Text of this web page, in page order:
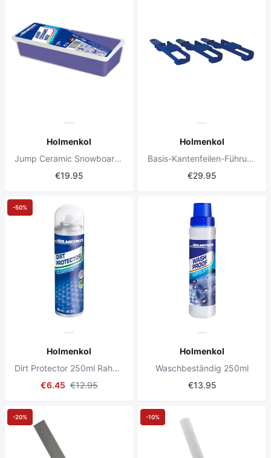
Holmenkol
Jump Ceramic Snowboard-Wachs
€19.95
Holmenkol
Basis-Kantenfeilen-Führungssatz (0,5° -0,7° -1,0°)
€29.95
Holmenkol
Dirt Protector 250ml Rahmenspray
€6.45 €12.95
-50%
Holmenkol
Waschbeständig 250ml
€13.95
-20% -10%